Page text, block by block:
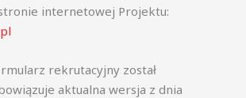
internetowej Projektu:
rekrutacyjny został
aktualna wersja z dnia